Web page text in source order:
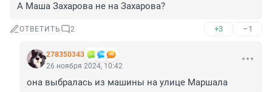
А Маша Захарова не на Захарова?
ОТВЕТИТЬ 2 +3 –1
278350343
26 ноября 2024, 10:42
она выбралась из машины на улице Маршала